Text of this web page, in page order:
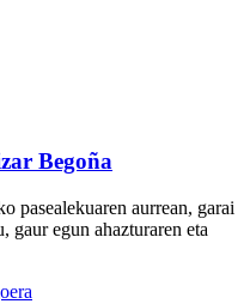
Begoña
pasealekuaren aurrean, garai
gaur egun ahazturaren eta